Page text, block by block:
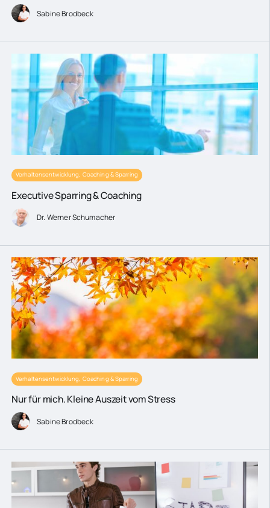
Sabine Brodbeck
Verhaltensentwicklung, Coaching & Sparring
Executive Sparring & Coaching
Dr. Werner Schumacher
Verhaltensentwicklung, Coaching & Sparring
Nur für mich. Kleine Auszeit vom Stress
Sabine Brodbeck